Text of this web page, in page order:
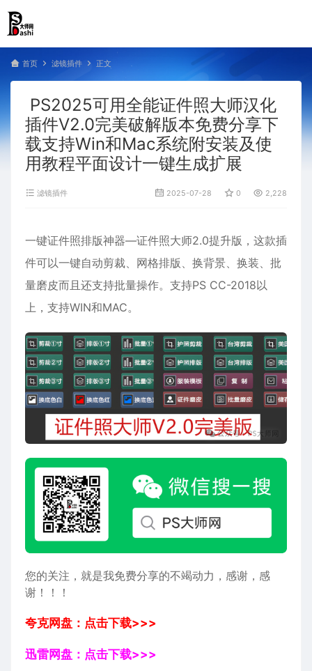
首页 滤镜插件 正文
PS2025可用全能证件照大师汉化
插件V2.0完美破解版本免费分享下
载支持Win和Mac系统附安装及使
用教程平面设计一键生成扩展
滤镜插件 2025-07-28 0 2,228
一键证件照排版神器—证件照大师2.0提升版，这款插
件可以一键自动剪裁、网格排版、换背景、换装、批
量磨皮而且还支持批量操作。支持PS CC-2018以
上，支持WIN和MAC。
您的关注，就是我免费分享的不竭动力，感谢，感
谢！！！
夸克网盘：点击下载>>>
迅雷网盘：点击下载>>>